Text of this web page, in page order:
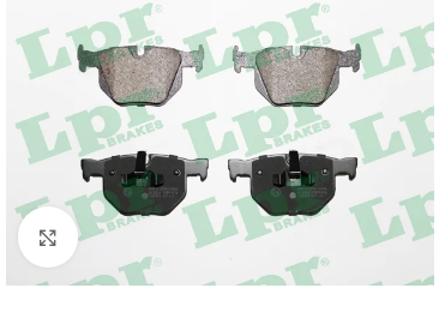
Clic para ampliar